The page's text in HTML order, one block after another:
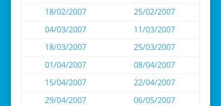
18/02/2007
25/02/2007
04/03/2007
11/03/2007
18/03/2007
25/03/2007
01/04/2007
08/04/2007
15/04/2007
22/04/2007
29/04/2007
06/05/2007